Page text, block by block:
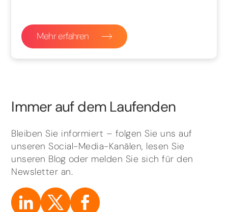
Mehr erfahren
Immer auf dem Laufenden
Bleiben Sie informiert – folgen Sie uns auf
unseren Social-Media-Kanälen, lesen Sie
unseren Blog oder melden Sie sich für den
Newsletter an.